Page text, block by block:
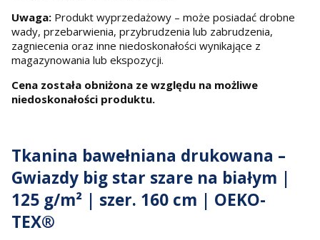
Uwaga: Produkt wyprzedażowy – może posiadać drobne
wady, przebarwienia, przybrudzenia lub zabrudzenia,
zagniecenia oraz inne niedoskonałości wynikające z
magazynowania lub ekspozycji.
Cena została obniżona ze względu na możliwe
niedoskonałości produktu.
Tkanina bawełniana drukowana –
Gwiazdy big star szare na białym |
125 g/m² | szer. 160 cm | OEKO-
TEX®